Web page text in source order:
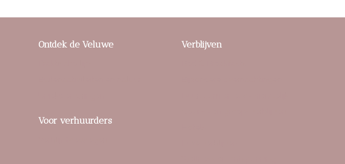
Ontdek de Veluwe
Voor verhuurders
Verblijven